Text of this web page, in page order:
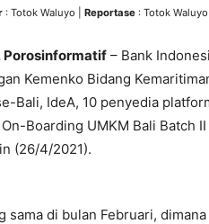
: Totok Waluyo | Reportase : Totok Waluyo
Porosinformatif – Bank
Kemenko Bidang
Bali, IdeA, 10 penyedia
Boarding UMKM Bali Batch
(26/4/2021).
di bulan Februari,